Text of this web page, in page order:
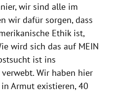
wir sind alle im
wir dafür sorgen, dass
Ethik ist,
wird sich das auf MEIN
ist ins
Wir haben hier
Armut existieren, 40